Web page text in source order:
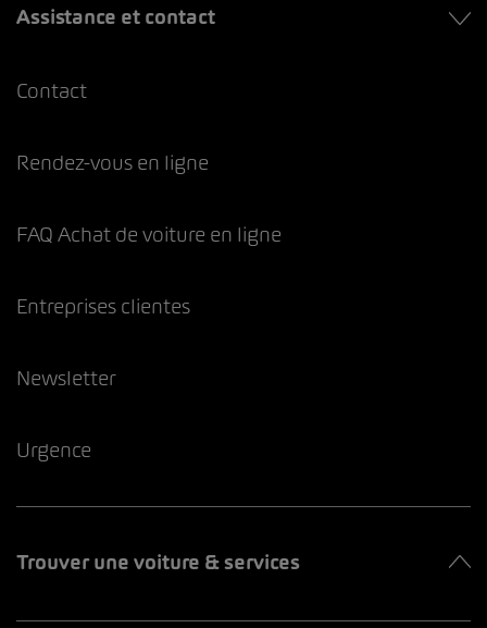
Assistance et contact
Contact
Rendez-vous en ligne
FAQ Achat de voiture en ligne
Entreprises clientes
Newsletter
Urgence
Trouver une voiture & services